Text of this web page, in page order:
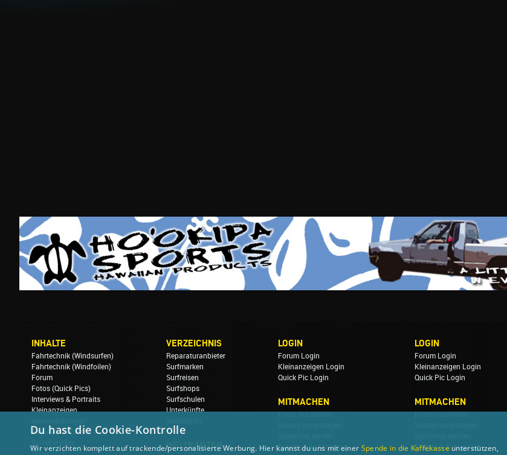
INHALTE
Fahrtechnik (Windsurfen)
Fahrtechnik (Windfoilen)
Forum
Fotos (Quick Pics)
Interviews & Portraits
Kleinanzeigen
Regatten & Events
VERZEICHNIS
Reparaturanbieter
Surfmarken
Surfreisen
Surfshops
Surfschulen
Unterkünfte
WELTKARTEN
LOGIN
Forum Login
Kleinanzeigen Login
Quick Pic Login
MITMACHEN
Fotos hochladen
Fragen & Antworten
LOGIN
Forum Login
Kleinanzeigen Login
Quick Pic Login
MITMACHEN
Fotos hochladen
Fragen & Antworten
Du hast die Cookie-Kontrolle
Wir verzichten komplett auf trackende/personalisierte Werbung. Hier kannst du uns mit einer Spende in die Kaffekasseunterstützen,